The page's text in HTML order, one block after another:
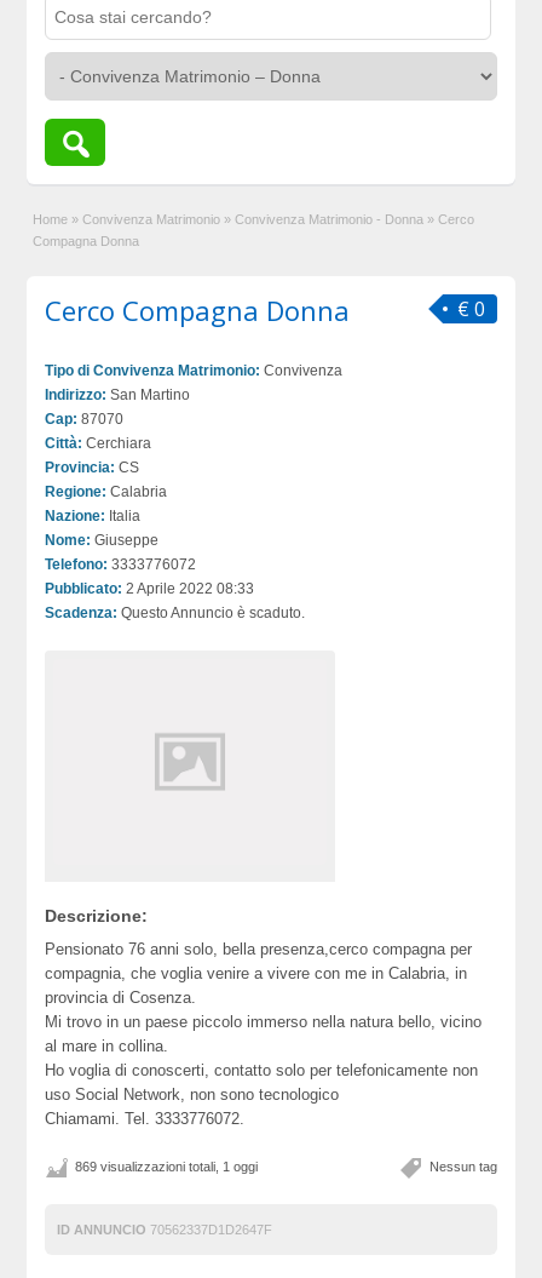
Home » Convivenza Matrimonio » Convivenza Matrimonio - Donna » Cerco
Compagna Donna
€ 0
Cerco Compagna Donna
Tipo di Convivenza Matrimonio: Convivenza
Indirizzo: San Martino
Cap: 87070
Città: Cerchiara
Provincia: CS
Regione: Calabria
Nazione: Italia
Nome: Giuseppe
Telefono: 3333776072
Pubblicato: 2 Aprile 2022 08:33
Scadenza: Questo Annuncio è scaduto.
Descrizione:
Pensionato 76 anni solo, bella presenza,cerco compagna per
compagnia, che voglia venire a vivere con me in Calabria, in
provincia di Cosenza.
Mi trovo in un paese piccolo immerso nella natura bello, vicino
al mare in collina.
Ho voglia di conoscerti, contatto solo per telefonicamente non
uso Social Network, non sono tecnologico
Chiamami. Tel. 3333776072.
Nessun tag
869 visualizzazioni totali, 1 oggi
ID ANNUNCIO 70562337D1D2647F